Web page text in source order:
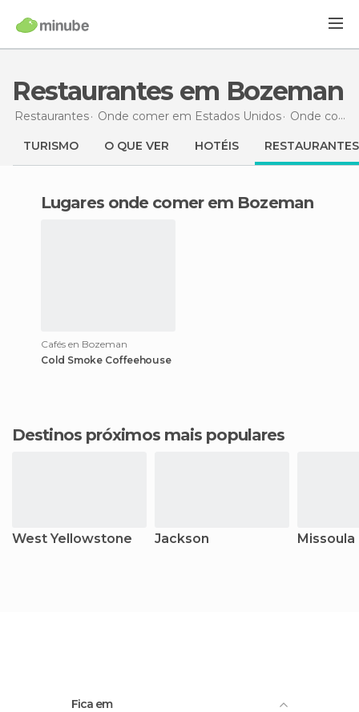
Restaurantes em Bozeman
Restaurantes Onde comer em Estados Unidos Onde comer em Montana
TURISMO O QUE VER HOTÉIS RESTAURANTES
Lugares onde comer em Bozeman
Cafés en Bozeman
Cold Smoke Coffeehouse
Destinos próximos mais populares
West Yellowstone Jackson Missoula
Fica em